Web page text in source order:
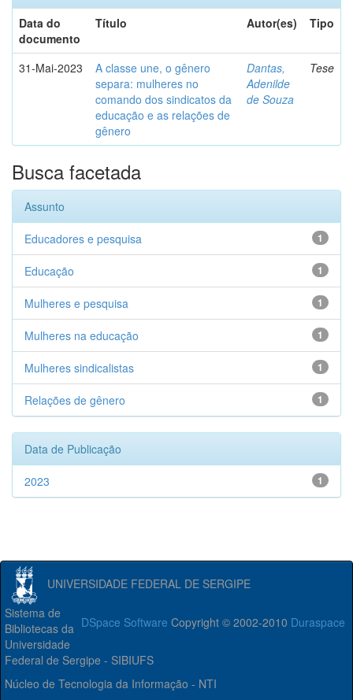
Data do
documento
Título Autor(es) Tipo
31-Mai-2023
A classe une, o gênero
separa: mulheres no
comando dos sindicatos da
educação e as relações de
gênero
Dantas,
Adenilde
de Souza
Tese
Busca facetada
Assunto
1
Educadores e pesquisa
1
Educação
1
Mulheres e pesquisa
1
Mulheres na educação
1
Mulheres sindicalistas
1
Relações de gênero
Data de Publicação
1
2023
UNIVERSIDADE FEDERAL DE SERGIPE
DSpace Software Copyright © 2002-2010 Duraspace
Sistema de
Bibliotecas da
Universidade
Federal de Sergipe - SIBIUFS
Núcleo de Tecnologia da Informação - NTI